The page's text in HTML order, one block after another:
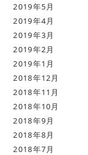
2019年5月
2019年4月
2019年3月
2019年2月
2019年1月
2018年12月
2018年11月
2018年10月
2018年9月
2018年8月
2018年7月